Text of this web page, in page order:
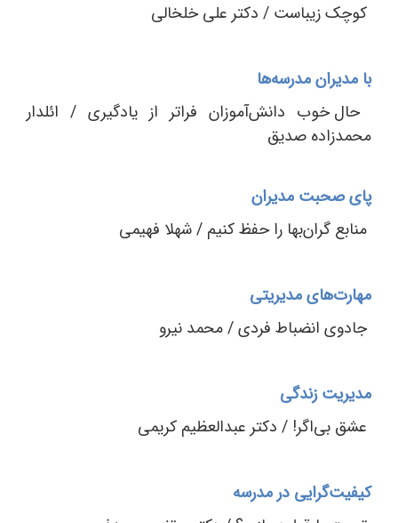
کوچک زیباست / دکتر علی خلخالی
با مدیران مدرسه‌ها
حال خوب دانش‌آموزان فراتر از یادگیری / ائلدار
محمدزاده صدیق
پای صحبت مدیران
منابع گران‌بها را حفظ کنیم / شهلا فهیمی
مهارت‌های مدیریتی
جادوی انضباط فردی / محمد نیرو
مدیریت زندگی
عشق بی‌اگر! / دکتر عبدالعظیم کریمی
کیفیت‌گرایی در مدرسه